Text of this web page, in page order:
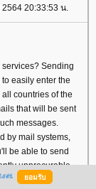
20:33:53 น.
services? Sending
easily enter the
countries of the
that will be sent
messages.
by mail systems,
be able to send
unprocurable
ด้ที่นี่